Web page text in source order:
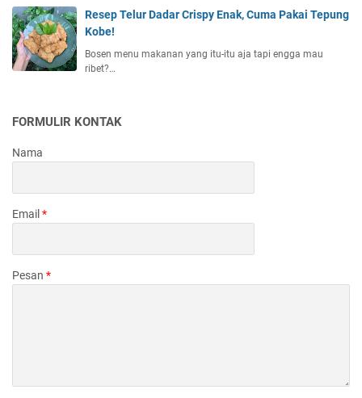
Resep Telur Dadar Crispy Enak, Cuma Pakai Tepung
Kobe!
Bosen menu makanan yang itu-itu aja tapi engga mau
ribet?…
FORMULIR KONTAK
Nama
Email *
Pesan *